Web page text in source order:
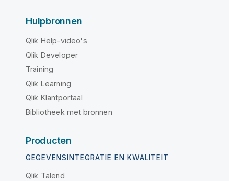
Hulpbronnen
Qlik Help-video's
Qlik Developer
Training
Qlik Learning
Qlik Klantportaal
Bibliotheek met bronnen
Producten
GEGEVENSINTEGRATIE EN KWALITEIT
Qlik Talend